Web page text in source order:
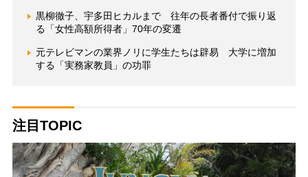
黒柳徹子、宇多田ヒカルまで 往年の長者番付で振り返
る「女性高額所得者」70年の変遷
元テレビマンの業界ノリに学生たちは辟易 大学に増加
する「実務家教員」の功罪
注目TOPIC